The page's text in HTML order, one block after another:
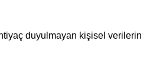
duyulmayan kişisel verilerin